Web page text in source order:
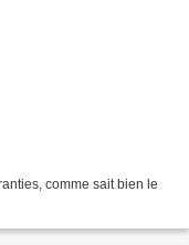
comme sait bien le